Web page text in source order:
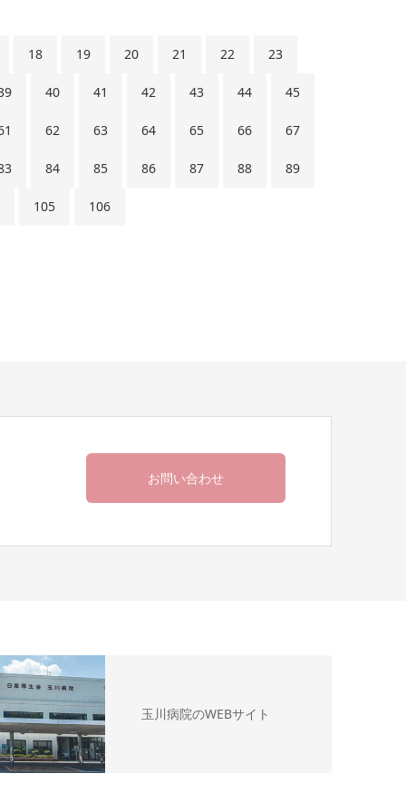
18 19 20 21 22 23
40 41 42 43 44 45
62 63 64 65 66 67
84 85 86 87 88 89
105 106
お問い合わせ
玉川病院のWEBサイト